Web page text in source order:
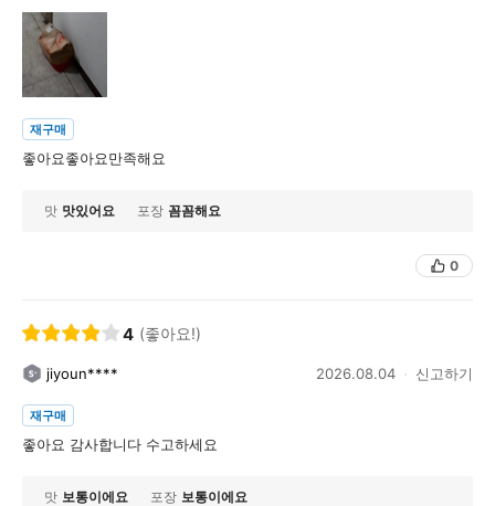
재구매
좋아요좋아요만족해요
맛 맛있어요 포장 꼼꼼해요
0
4 (좋아요!)
jiyoun**** 2026.08.04 신고하기
재구매
좋아요 감사합니다 수고하세요
맛 보통이에요 포장 보통이에요